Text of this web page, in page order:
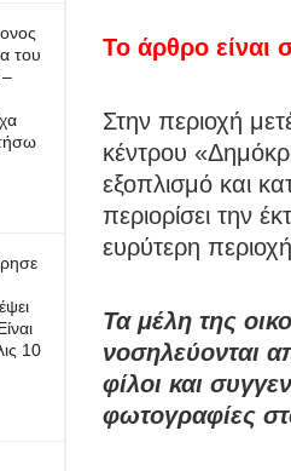
του
–
10
Το άρθρο είναι
Στην περιοχή
κέντρου
εξοπλισμό και
περιορίσει την
ευρύτερη
Τα μέλη της
νοσηλεύονται
φίλοι και
φωτογραφίες